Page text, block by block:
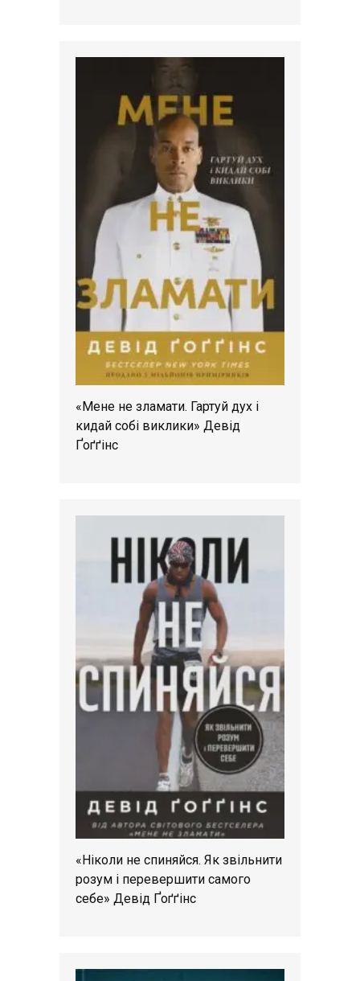
«Мене не зламати. Гартуй дух і
кидай собі виклики» Девід
Ґоґґінс
«Ніколи не спиняйся. Як звільнити
розум і перевершити самого
себе» Девід Ґоґґінс